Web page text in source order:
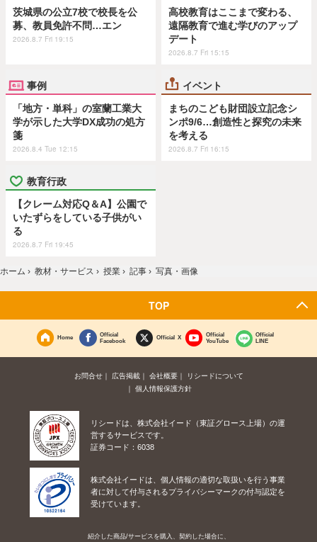
茨城県の公立7校で校長を公
募、教員免許不問…エン
2026.8.7 Fri 19:15
高校教育はここまで変わる、
遠隔教育で進む学びのアップ
デート
2026.8.7 Fri 15:15
事例
「地方・単科」の室蘭工業大
学が示した大学DX成功の処方
箋
2026.8.4 Tue 12:15
イベント
まちのこども財団設立記念シ
ンポ9/6…創造性と探究の未来
を考える
2026.8.7 Fri 16:15
教育行政
【クレーム対応Q＆A】公園で
いたずらをしている子供がい
る
2026.8.7 Fri 19:45
ホーム › 教材・サービス › 授業 › 記事 › 写真・画像
TOP
Home
Official
Facebook
Official X
Official
YouTube
Official
LINE
お問合せ 広告掲載 会社概要
リシードについて
個人情報保護方針
リシードは、株式会社イード（東証グロース上場）の運
営するサービスです。
証券コード：6038
株式会社イードは、個人情報の適切な取扱いを行う事業
者に対して付与されるプライバシーマークの付与認定を
受けています。
紹介した商品/サービスを購入、契約した場合に、